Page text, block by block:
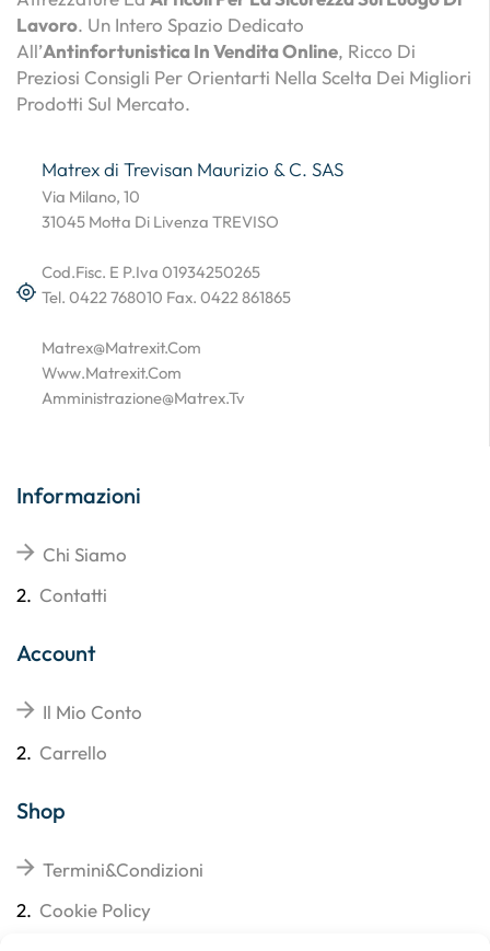
Lavoro. Un Intero Spazio Dedicato
All’Antinfortunistica In Vendita Online, Ricco Di
Preziosi Consigli Per Orientarti Nella Scelta Dei Migliori
Prodotti Sul Mercato.
Matrex di Trevisan Maurizio & C. SAS
Via Milano, 10
31045 Motta Di Livenza TREVISO
Cod.Fisc. E P.Iva 01934250265
Tel. 0422 768010 Fax. 0422 861865
Matrex@matrexit.com
Www.matrexit.com
Amministrazione@matrex.tv
Informazioni
Chi Siamo
2. Contatti
Account
Il Mio Conto
2. Carrello
Shop
Termini&Condizioni
2. Cookie Policy